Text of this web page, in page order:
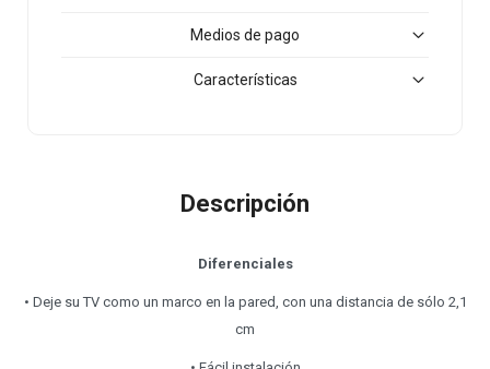
Medios de pago
Características
Descripción
Diferenciales
• Deje su TV como un marco en la pared, con una distancia de sólo 2,1
cm